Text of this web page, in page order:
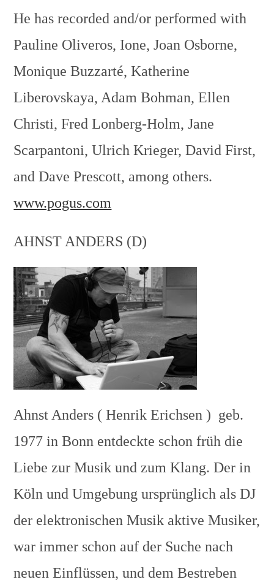
He has recorded and/or performed with
Pauline Oliveros, Ione, Joan Osborne,
Monique Buzzarté, Katherine
Liberovskaya, Adam Bohman, Ellen
Christi, Fred Lonberg-Holm, Jane
Scarpantoni, Ulrich Krieger, David First,
and Dave Prescott, among others.
www.pogus.com
AHNST ANDERS (D)
Ahnst Anders ( Henrik Erichsen ) geb.
1977 in Bonn entdeckte schon früh die
Liebe zur Musik und zum Klang. Der in
Köln und Umgebung ursprünglich als DJ
der elektronischen Musik aktive Musiker,
war immer schon auf der Suche nach
neuen Einflüssen, und dem Bestreben